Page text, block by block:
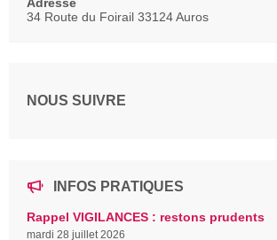
34 Route du Foirail 33124 Auros
NOUS SUIVRE
INFOS PRATIQUES
Rappel VIGILANCES : restons prudents
mardi 28 juillet 2026